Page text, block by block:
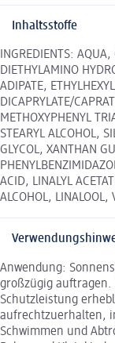
Inhaltsstoffe
INGREDIENTS:
DIETHYLAMINO
ADIPATE,
DICAPRYLATE/
METHOXYPHENYL
STEARYL ALCOHOL,
GLYCOL, XANTHAN
ACID, LINALYL
ALCOHOL, LINALOOL,
Anwendung:
großzügig auftragen.
Schutzleistung
aufrechtzuerhalten,
Schwimmen und